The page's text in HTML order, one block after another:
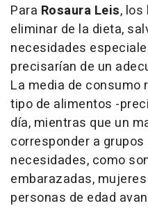
Para Rosaura Leis, los
eliminar de la dieta,
necesidades
precisarían de un
La media de consumo
tipo de alimentos -
día, mientras que un
corresponder a
necesidades, como
embarazadas,
personas de edad